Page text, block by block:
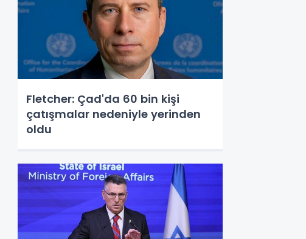
Fletcher: Çad'da 60 bin kişi
çatışmalar nedeniyle yerinden
oldu